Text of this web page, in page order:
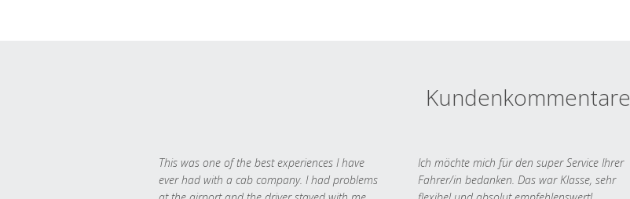
Kundenkommentare
This was one of the best experiences I have
ever had with a cab company. I had problems
Ich möchte mich für den super Service Ihrer
Fahrer/in bedanken. Das war Klasse, sehr